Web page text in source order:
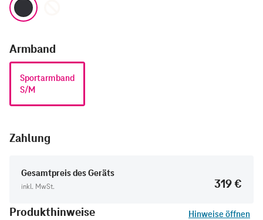
Armband
Sportarmband
S/M
Zahlung
Gesamtpreis des Geräts
inkl. MwSt.
319 €
Produkthinweise
Hinweise öffnen